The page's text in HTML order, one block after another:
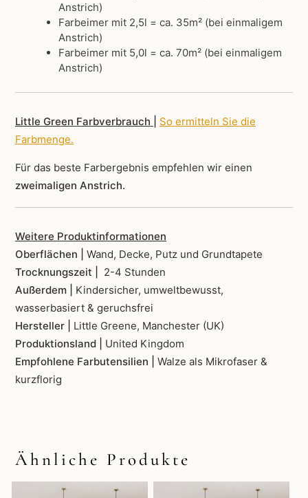
Anstrich)
Farbeimer mit 2,5l = ca. 35m² (bei einmaligem
Anstrich)
Farbeimer mit 5,0l = ca. 70m² (bei einmaligem
Anstrich)
Little Green Farbverbrauch |
So ermitteln Sie die
Farbmenge.
Für das beste Farbergebnis empfehlen wir einen
zweimaligen Anstrich.
Weitere Produktinformationen
Oberflächen | Wand, Decke, Putz und Grundtapete
Trocknungszeit |
2-4 Stunden
Außerdem | Kindersicher, umweltbewusst,
wasserbasiert & geruchsfrei
Hersteller | Little Greene, Manchester (UK)
Produktionsland | United Kingdom
Empfohlene Farbutensilien | Walze als Mikrofaser &
kurzflorig
Ähnliche Produkte